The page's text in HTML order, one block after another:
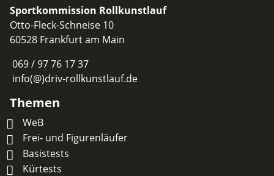
Sportkommission Rollkunstlauf
Otto-Fleck-Schneise 10
60528 Frankfurt am Main
069 / 97 76 17 37
info(@)driv-rollkunstlauf.de
Themen
WeB
Frei- und Figurenläufer
Basistests
Kürtests